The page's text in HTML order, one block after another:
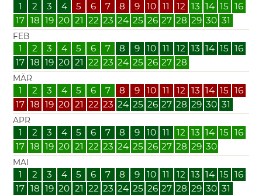
1 2 3 4 5 6 7 8 9 10 11 12 13 14 15
16
17 18 19 20 21 22 23 24 25 26 27 28 29 30 31
FEB
1 2 3 4 5 6 7 8 9 10 11 12 13 14 15
16
17 18 19 20 21 22 23 24 25 26 27 28
MÄR
1 2 3 4 5 6 7 8 9 10 11 12 13 14 15
16
17 18 19 20 21 22 23 24 25 26 27 28 29 30 31
APR
1 2 3 4 5 6 7 8 9 10 11 12 13 14 15
16
17 18 19 20 21 22 23 24 25 26 27 28 29 30
MAI
1 2 3 4 5 6 7 8 9 10 11 12 13 14 15
16
17 18 19 20 21 22 23 24 25 26 27 28 29 30 31